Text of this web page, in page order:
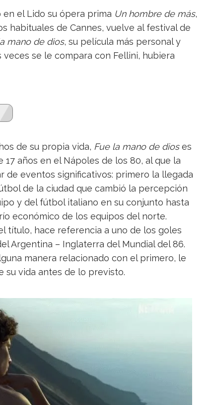
el Lido su ópera prima Un hombre de más,
habituales de Cannes, vuelve al festival de
mano de dios, su película más personal y
se le compara con Fellini, hubiera
de su propia vida, Fue la mano de dioses
años en el Nápoles de los 80, al que la
de eventos significativos: primero la llegada
de la ciudad que cambió la percepción
y del fútbol italiano en su conjunto hasta
económico de los equipos del norte.
título, hace referencia a uno de los goles
Argentina – Inglaterra del Mundial del 86.
manera relacionado con el primero, le
su vida antes de lo previsto.